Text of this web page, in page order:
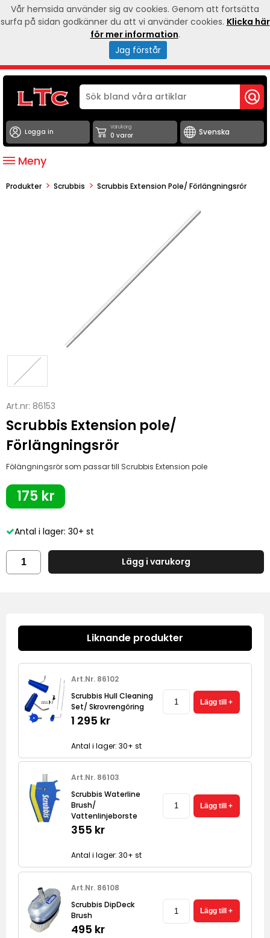
Logga in
Varukorg
0 varor
Meny
Produkter > Scrubbis > Scrubbis Extension Pole/ Förlängningsrör
Art.nr: 86153
Scrubbis Extension pole/
Förlängningsrör
Fölängningsrör som passar till Scrubbis Extension pole
175 kr
Antal i lager: 30+ st
Lägg i varukorg
Liknande produkter
Art.Nr. 86102
Scrubbis Hull Cleaning
Set/ Skrovrengöring
1 295 kr
Antal i lager: 30+ st
Art.Nr. 86103
Scrubbis Waterline
Brush/
Vattenlinjeborste
355 kr
Antal i lager: 30+ st
Art.Nr. 86108
Scrubbis DipDeck
Brush
495 kr
Vår hemsida använder sig av cookies. Genom att fortsätta
surfa på sidan godkänner du att vi använder cookies. Klicka här
för mer information.
Jag förstår